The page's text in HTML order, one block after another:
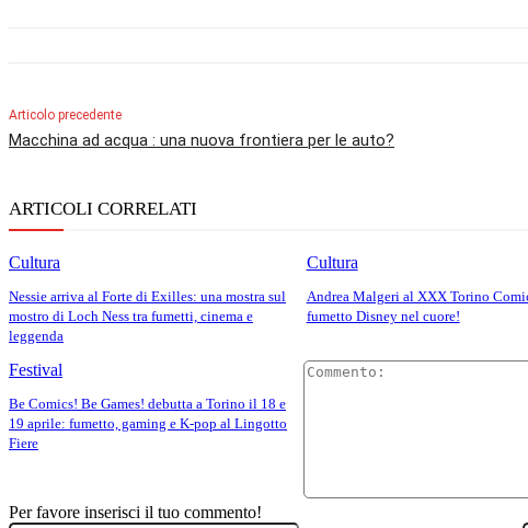
Articolo precedente
Macchina ad acqua : una nuova frontiera per le auto?
ARTICOLI CORRELATI
Cultura
Nessie arriva al Forte di Exilles: una mostra sul
mostro di Loch Ness tra fumetti, cinema e
leggenda
Cultura
Andrea Malgeri al XXX Torino
fumetto Disney nel cuore!
Festival
Be Comics! Be Games! debutta a Torino il 18 e
19 aprile: fumetto, gaming e K-pop al Lingotto
Fiere
Per favore inserisci il tuo commento!